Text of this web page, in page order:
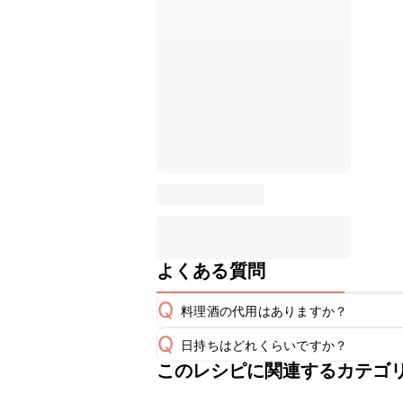
よくある質問
Q 料理酒の代用はありますか？
A
Q 日持ちはどれくらいですか？
こちらのレシピは出来たてをお召し
このレシピに関連するカテゴ